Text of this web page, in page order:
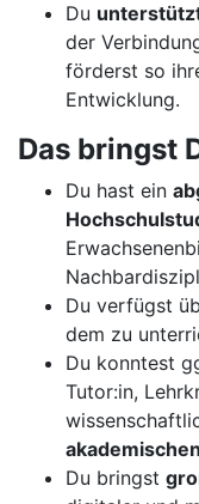
Du
der
förderst so
Entwicklung.
Das bringst
Du hast ein
Du verfügst
dem zu
Du konntest
Tutor:in,
Du bringst